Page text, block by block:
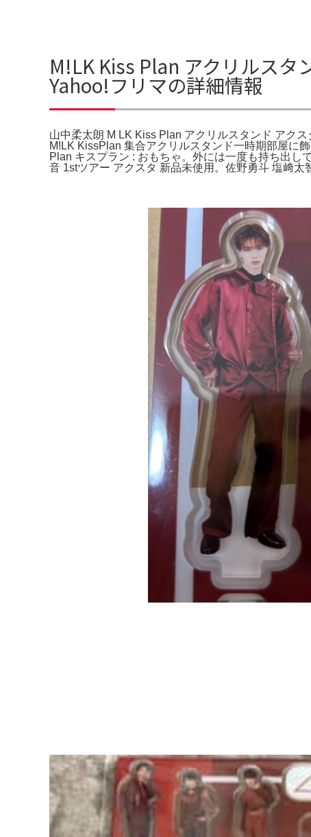
M!LK Kiss Plan アクリルスタ
Yahoo!フリマの詳細情報
山中柔太朗 M LK Kiss Plan アクリルスタンド アク
M!LK KissPlan 集合アクリルスタンド一時期部屋に
Plan キスプラン : おもちゃ。外には一度も持ち出
音 1stツアー アクスタ 新品未使用。佐野勇斗 塩﨑